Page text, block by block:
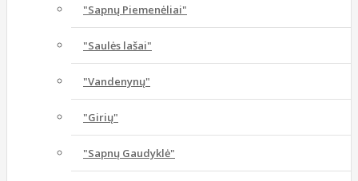
"Sapnų Piemenėliai"
"Saulės lašai"
"Vandenynų"
"Girių"
"Sapnų Gaudyklė"